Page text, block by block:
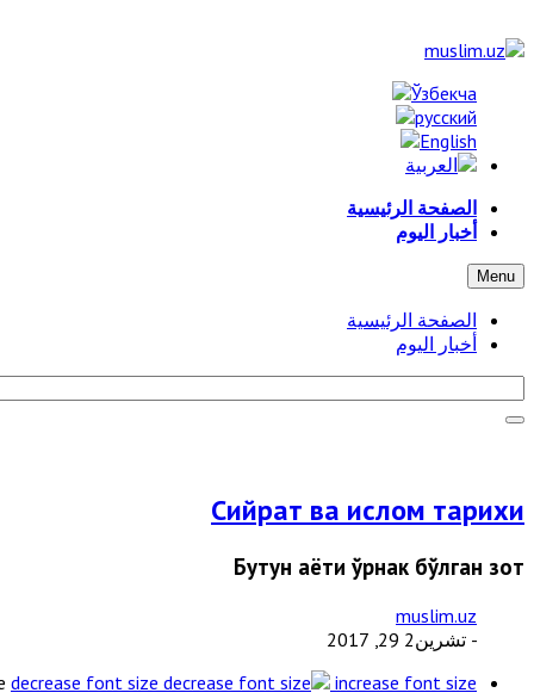
الصفحة الرئيسية
أخبار اليوم
Menu
الصفحة الرئيسية
أخبار اليوم
Сийрат ва ислом тарихи
Бутун ҳаёти ўрнак бўлган зот
muslim.uz
- تشرين2 29, 2017
decrease font size increase font size